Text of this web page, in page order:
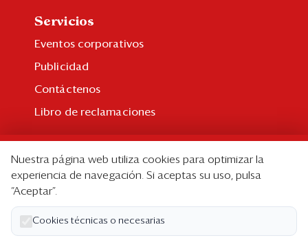
Servicios
Eventos corporativos
Publicidad
Contáctenos
Libro de reclamaciones
Suscripción individual
Paquetes corporativos
Edición Impresa
Nuestra página web utiliza cookies para optimizar la
experiencia de navegación. Si aceptas su uso, pulsa
“Aceptar”.
Cookies técnicas o necesarias